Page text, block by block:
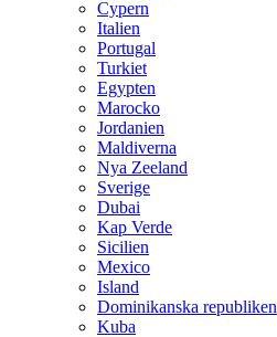
Cypern
Italien
Portugal
Turkiet
Egypten
Marocko
Jordanien
Maldiverna
Nya Zeeland
Sverige
Dubai
Kap Verde
Sicilien
Mexico
Island
Dominikanska republiken
Kuba